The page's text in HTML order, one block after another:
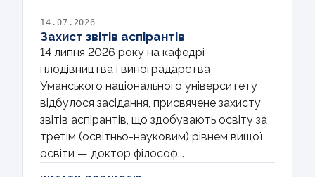
14.07.2026
Захист звітів аспірантів
14 липня 2026 року на кафедрі
плодівництва і виноградарства
Уманського національного університету
відбулося засідання, присвячене захисту
звітів аспірантів, що здобувають освіту за
третім (освітньо-науковим) рівнем вищої
освіти — доктор філософ...